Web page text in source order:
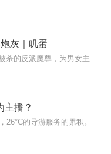
灰｜叽蛋
主播？
26°C的导游服务的累积。